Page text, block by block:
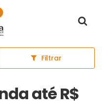
inicial
Filtrar
até R$